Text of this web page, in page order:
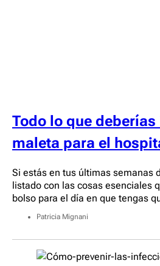
Todo lo que
maleta para el
Si estás en tus últimas semanas
listado con las cosas esenciales
bolso para el día en que tengas
Patricia Mignani